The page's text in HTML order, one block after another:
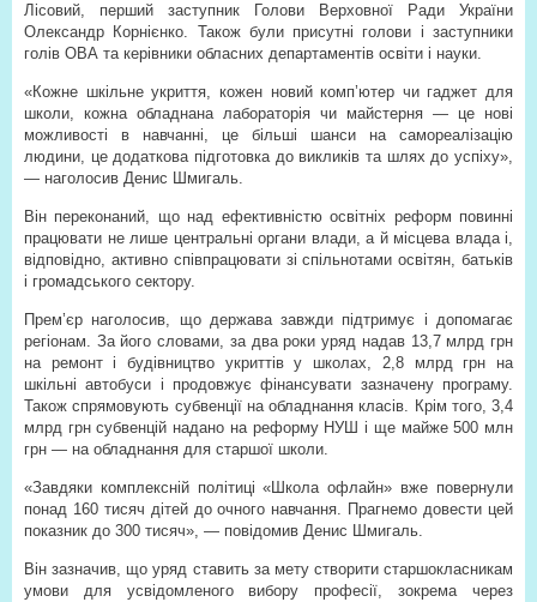
Лісовий, перший заступник Голови Верховної Ради України
Олександр Корнієнко. Також були присутні голови і заступники
голів ОВА та керівники обласних департаментів освіти і науки.
«Кожне шкільне укриття, кожен новий комп’ютер чи гаджет для
школи, кожна обладнана лабораторія чи майстерня — це нові
можливості в навчанні, це більші шанси на самореалізацію
людини, це додаткова підготовка до викликів та шлях до успіху»,
— наголосив Денис Шмигаль.
Він переконаний, що над ефективністю освітніх реформ повинні
працювати не лише центральні органи влади, а й місцева влада і,
відповідно, активно співпрацювати зі спільнотами освітян, батьків
і громадського сектору.
Прем’єр наголосив, що держава завжди підтримує і допомагає
регіонам. За його словами, за два роки уряд надав 13,7 млрд грн
на ремонт і будівництво укриттів у школах, 2,8 млрд грн на
шкільні автобуси і продовжує фінансувати зазначену програму.
Також спрямовують субвенції на обладнання класів. Крім того, 3,4
млрд грн субвенцій надано на реформу НУШ і ще майже 500 млн
грн — на обладнання для старшої школи.
«Завдяки комплексній політиці «Школа офлайн» вже повернули
понад 160 тисяч дітей до очного навчання. Прагнемо довести цей
показник до 300 тисяч», — повідомив Денис Шмигаль.
Він зазначив, що уряд ставить за мету створити старшокласникам
умови для усвідомленого вибору професії, зокрема через